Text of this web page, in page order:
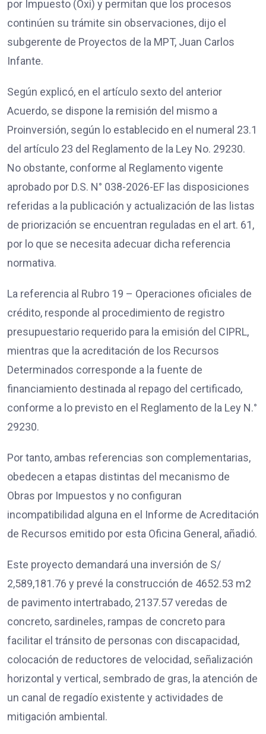
por Impuesto (Oxi) y permitan que los procesos
continúen su trámite sin observaciones, dijo el
subgerente de Proyectos de la MPT, Juan Carlos
Infante.
Según explicó, en el artículo sexto del anterior
Acuerdo, se dispone la remisión del mismo a
Proinversión, según lo establecido en el numeral 23.1
del artículo 23 del Reglamento de la Ley No. 29230.
No obstante, conforme al Reglamento vigente
aprobado por D.S. N° 038-2026-EF las disposiciones
referidas a la publicación y actualización de las listas
de priorización se encuentran reguladas en el art. 61,
por lo que se necesita adecuar dicha referencia
normativa.
La referencia al Rubro 19 – Operaciones oficiales de
crédito, responde al procedimiento de registro
presupuestario requerido para la emisión del CIPRL,
mientras que la acreditación de los Recursos
Determinados corresponde a la fuente de
financiamiento destinada al repago del certificado,
conforme a lo previsto en el Reglamento de la Ley N.°
29230.
Por tanto, ambas referencias son complementarias,
obedecen a etapas distintas del mecanismo de
Obras por Impuestos y no configuran
incompatibilidad alguna en el Informe de Acreditación
de Recursos emitido por esta Oficina General, añadió.
Este proyecto demandará una inversión de S/
2,589,181.76 y prevé la construcción de 4652.53 m2
de pavimento intertrabado, 2137.57 veredas de
concreto, sardineles, rampas de concreto para
facilitar el tránsito de personas con discapacidad,
colocación de reductores de velocidad, señalización
horizontal y vertical, sembrado de gras, la atención de
un canal de regadío existente y actividades de
mitigación ambiental.